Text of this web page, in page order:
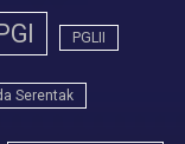
PGLII
Serentak